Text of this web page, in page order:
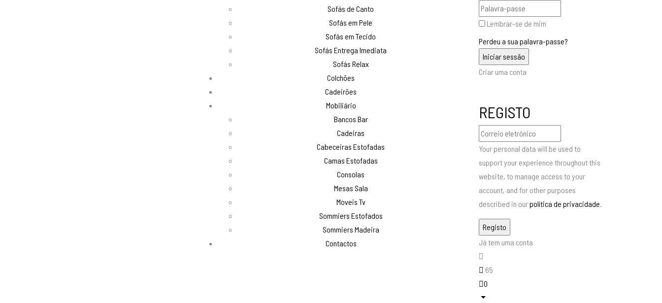
Sofás de Canto
Sofás em Pele
Sofás em Tecido
Sofás Entrega Imediata
Sofás Relax
Colchões
Cadeirões
Mobiliário
Bancos Bar
Cadeiras
Cabeceiras Estofadas
Camas Estofadas
Consolas
Mesas Sala
Moveis Tv
Sommiers Estofados
Sommiers Madeira
Contactos
Lembrar-se de mim
Perdeu a sua palavra-passe?
Criar uma conta
REGISTO
Your personal data will be used to
support your experience throughout this
website, to manage access to your
account, and for other purposes
described in ourpolítica de privacidade.
Já tem uma conta
65
0